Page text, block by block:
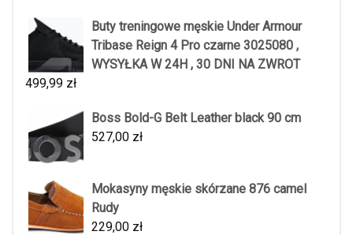
Buty treningowe męskie Under Armour
Tribase Reign 4 Pro czarne 3025080 ,
WYSYŁKA W 24H , 30 DNI NA ZWROT
499,99 zł
Boss Bold-G Belt Leather black 90 cm
527,00 zł
Mokasyny męskie skórzane 876 camel
Rudy
229,00 zł